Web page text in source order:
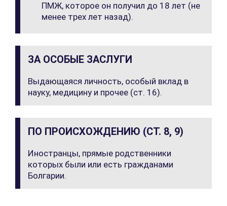
ПМЖ, которое он получил до 18 лет (не
менее трех лет назад).
ЗА ОСОБЫЕ ЗАСЛУГИ
Выдающаяся личность, особый вклад в
науку, медицину и прочее (ст. 16).
ПО ПРОИСХОЖДЕНИЮ (СТ. 8, 9)
Иностранцы, прямые родственники
которых были или есть гражданами
Болгарии.